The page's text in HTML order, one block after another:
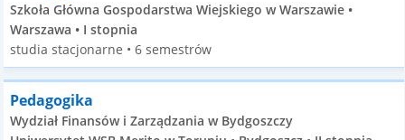
Szkoła Główna Gospodarstwa Wiejskiego w Warszawie •
Warszawa • I stopnia
studia stacjonarne • 6 semestrów
Pedagogika
Wydział Finansów i Zarządzania w Bydgoszczy